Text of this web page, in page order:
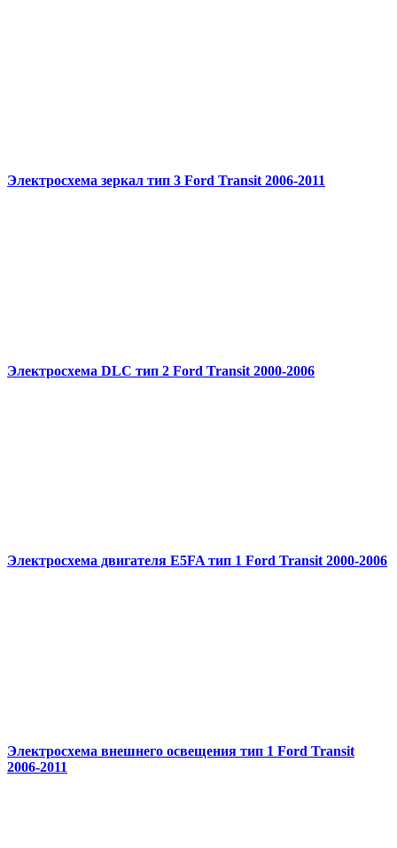
Электросхема зеркал тип 3 Ford Transit 2006-2011
Электросхема DLC тип 2 Ford Transit 2000-2006
Электросхема двигателя E5FA тип 1 Ford Transit 2000-2006
Электросхема внешнего освещения тип 1 Ford Transit
2006-2011